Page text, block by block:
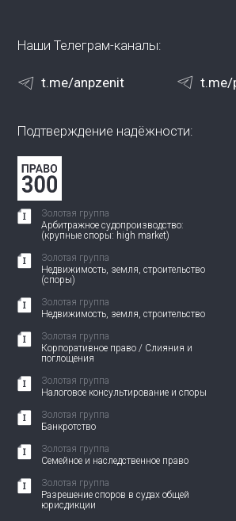
Наши Телеграм-каналы:
t.me/anpzenit t.me/
Подтверждение надёжности:
Золотая группа
Арбитражное судопроизводство:
(крупные споры: high market)
Золотая группа
Недвижимость, земля, строительство
(споры)
Золотая группа
Недвижимость, земля, строительство
Золотая группа
Корпоративное право / Слияния и
поглощения
Золотая группа
Налоговое консультирование и споры
Золотая группа
Банкротство
Золотая группа
Семейное и наследственное право
Золотая группа
Разрешение споров в судах общей
юрисдикции